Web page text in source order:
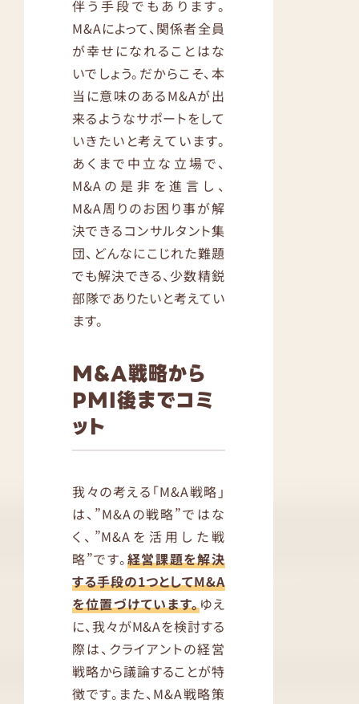
伴う手段でもあります。
M&Aによって、関係者全員
が幸せになれることはな
いでしょう。だからこそ、本
当に意味のあるM&Aが出
来るようなサポートをして
いきたいと考えています。
あくまで中立な立場で、
M&Aの是非を進言し、
M&A周りのお困り事が解
決できるコンサルタント集
団、どんなにこじれた難題
でも解決できる、少数精鋭
部隊でありたいと考えてい
ます。
M&A戦略から
PMI後までコミ
ット
我々の考える「M&A戦略」
は、”M&Aの戦略”ではな
く、”M&Aを活用した戦
略”です。経営課題を解決
する手段の1つとしてM&A
を位置づけています。ゆえ
に、我々がM&Aを検討する
際は、クライアントの経営
戦略から議論することが特
徴です。また、M&A戦略策